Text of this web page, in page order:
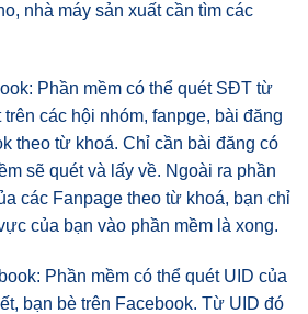
nhà máy sản xuất cần tìm các
Phần mềm có thể quét SĐT từ
các hội nhóm, fanpge, bài đăng
theo từ khoá. Chỉ cần bài đăng có
sẽ quét và lấy về. Ngoài ra phần
các Fanpage theo từ khoá, bạn chỉ
của bạn vào phần mềm là xong.
Phần mềm có thể quét UID của
bạn bè trên Facebook. Từ UID đó